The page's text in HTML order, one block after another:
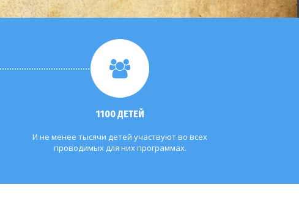
1100 ДЕТЕЙ
И не менее тысячи детей участвуют во всех
проводимых для них программах.